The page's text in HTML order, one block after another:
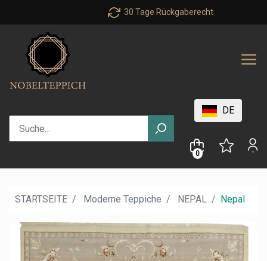
30 Tage Rückgaberecht
DE
0
STARTSEITE Moderne Teppiche NEPAL Nepal